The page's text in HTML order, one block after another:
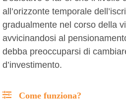
all’orizzonte temporale
gradualmente nel corso della
avvicinandosi al
debba preoccuparsi di
d’investimento.
Come funziona?